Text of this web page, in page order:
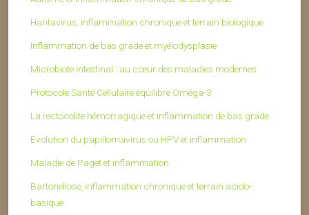
Hantavirus, inflammation chronique et terrain biologique
Inflammation de bas grade et myélodysplasie
Microbiote intestinal : au cœur des maladies modernes
Protocole Santé Cellulaire équilibre Oméga-3
La rectocolite hémorragique et inflammation de bas grade
Evolution du papillomavirus ou HPV et inflammation
Maladie de Paget et inflammation
Bartonellose, inflammation chronique et terrain acido-
basique